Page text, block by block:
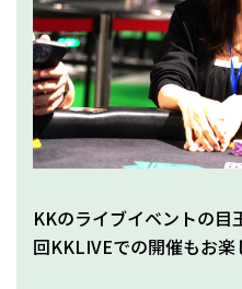
KKのライブイベントの
回KKLIVEでの開催もお楽